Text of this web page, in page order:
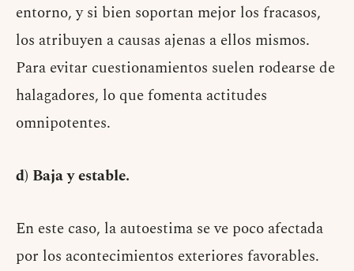
entorno, y si bien soportan mejor los fracasos,
los atribuyen a causas ajenas a ellos mismos.
Para evitar cuestionamientos suelen rodearse de
halagadores, lo que fomenta actitudes
omnipotentes.
d) Baja y estable.
En este caso, la autoestima se ve poco afectada
por los acontecimientos exteriores favorables.